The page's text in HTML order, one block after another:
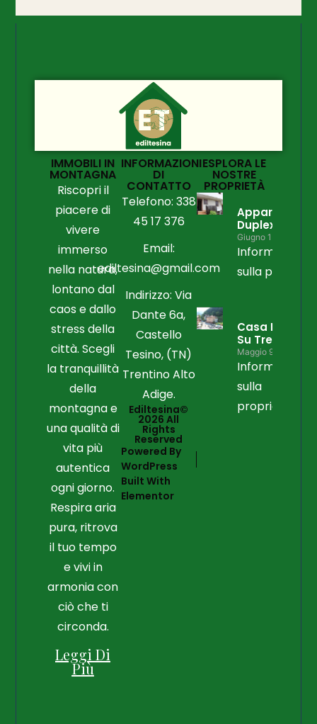
IMMOBILI IN
MONTAGNA
Riscopri il
piacere di
vivere
immerso
nella natura,
lontano dal
caos e dallo
stress della
città. Scegli
la tranquillità
della
montagna e
una qualità di
vita più
autentica
ogni giorno.
Respira aria
pura, ritrova
il tuo tempo
e vivi in
armonia con
ciò che ti
circonda.
Leggi Di
Più
INFORMAZIONI
DI
CONTATTO
Telefono: 338
45 17 376
Email:
ediltesina@gmail.com
Indirizzo: Via
Dante 6a,
Castello
Tesino, (TN)
Trentino Alto
Adige.
Ediltesina©
2026 All
Rights
Reserved
Powered By
WordPress
Built With
Elementor
ESPLORA LE
NOSTRE
PROPRIETÀ
Duplex
Giugno 15, 2026
Informazioni
sulla
Casa Libera
Su Tre Lati
Maggio 9, 2026
Informazioni
sulla
proprietà